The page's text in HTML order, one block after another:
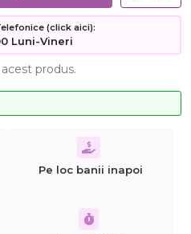
(click aici):
Luni-Vineri
produs.
Pe loc banii inapoi